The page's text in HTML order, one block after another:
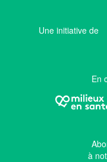
Une initiative de
En
à